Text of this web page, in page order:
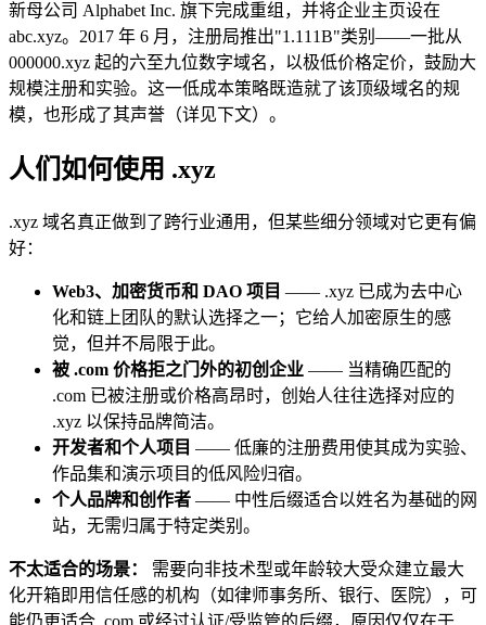
新母公司 Alphabet Inc. 旗下完成重组，并将企业主页设在
abc.xyz。2017 年 6 月，注册局推出"1.111B"类别——一批从
000000.xyz 起的六至九位数字域名，以极低价格定价，鼓励大
规模注册和实验。这一低成本策略既造就了该顶级域名的规
模，也形成了其声誉（详见下文）。
人们如何使用 .xyz
.xyz 域名真正做到了跨行业通用，但某些细分领域对它更有偏
好：
Web3、加密货币和 DAO 项目 —— .xyz 已成为去中心
化和链上团队的默认选择之一；它给人加密原生的感
觉，但并不局限于此。
被 .com 价格拒之门外的初创企业 —— 当精确匹配的
.com 已被注册或价格高昂时，创始人往往选择对应的
.xyz 以保持品牌简洁。
开发者和个人项目 —— 低廉的注册费用使其成为实验、
作品集和演示项目的低风险归宿。
个人品牌和创作者 —— 中性后缀适合以姓名为基础的网
站，无需归属于特定类别。
不太适合的场景：
需要向非技术型或年龄较大受众建立最大
化开箱即用信任感的机构（如律师事务所、银行、医院），可
能仍更适合 .com 或经过认证/受监管的后缀，原因仅仅在于